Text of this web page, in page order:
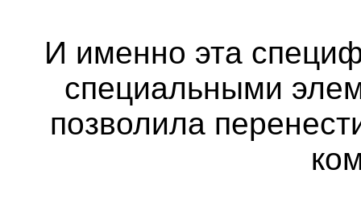
И именно эта
специальными
позволила